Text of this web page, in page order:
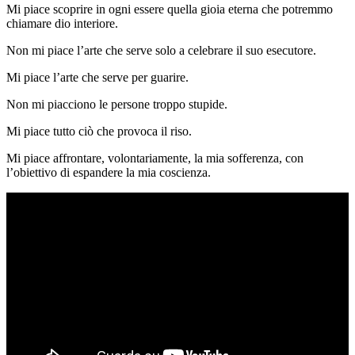
Mi piace scoprire in ogni essere quella gioia eterna che potremmo
chiamare dio interiore.
Non mi piace l’arte che serve solo a celebrare il suo esecutore.
Mi piace l’arte che serve per guarire.
Non mi piacciono le persone troppo stupide.
Mi piace tutto ciò che provoca il riso.
Mi piace affrontare, volontariamente, la mia sofferenza, con
l’obiettivo di espandere la mia coscienza.